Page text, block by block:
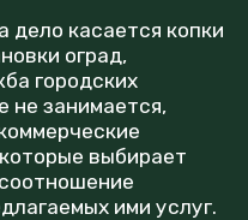
дело касается копки
оград,
городских
не занимается,
выбирает
ими услуг.